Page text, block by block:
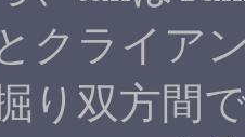
クライア
り双方間